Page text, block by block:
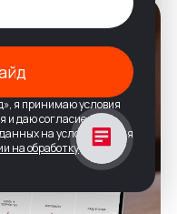
я принимаю условия
и даю согласие на
на условиях и для
на обработку